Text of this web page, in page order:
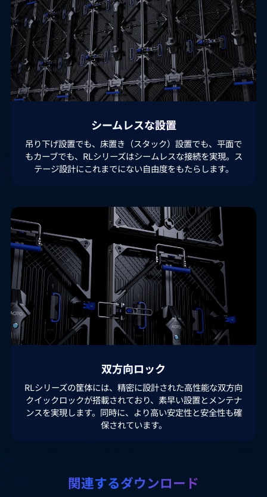
シームレスな設置
吊り下げ設置でも、床置き（スタック）設置でも、平面で
もカーブでも、RLシリーズはシームレスな接続を実現。ス
テージ設計にこれまでにない自由度をもたらします。
双方向ロック
RLシリーズの筐体には、精密に設計された高性能な双方向
クイックロックが搭載されており、素早い設置とメンテナ
ンスを実現します。同時に、より高い安定性と安全性も確
保されています。
関連するダウンロード